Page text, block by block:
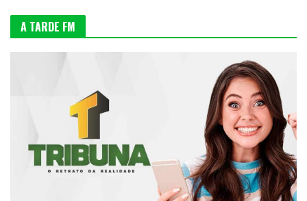
A TARDE FM